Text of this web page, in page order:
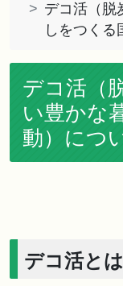
デコ活（脱
しをつくる
デコ活（
い豊かな
動）につ
デコ活と